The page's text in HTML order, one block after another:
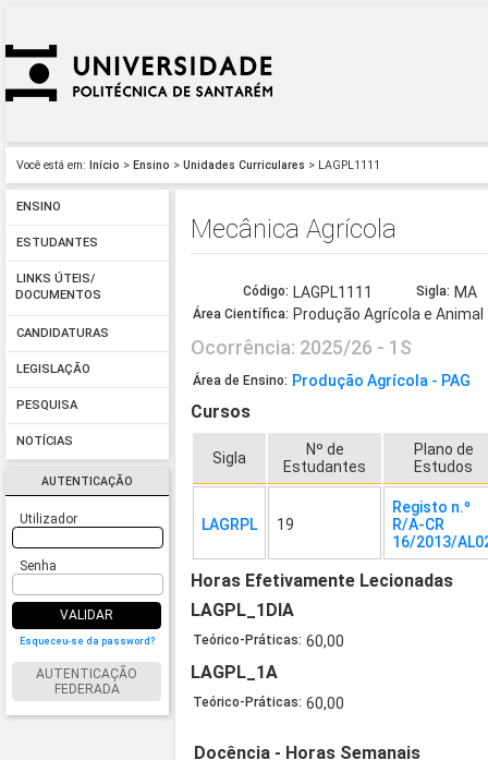
Você está em: Início > Ensino > Unidades Curriculares > LAGPL1111
ENSINO
ESTUDANTES
LINKS ÚTEIS/
DOCUMENTOS
CANDIDATURAS
LEGISLAÇÃO
PESQUISA
NOTÍCIAS
AUTENTICAÇÃO
Utilizador
Senha
VALIDAR
Esqueceu-se da password?
AUTENTICAÇÃO
FEDERADA
Mecânica Agrícola
Código: LAGPL1111 Sigla: MA
Área Científica: Produção Agrícola e Animal
Ocorrência: 2025/26 - 1S
Área de Ensino: Produção Agrícola - PAG
Cursos
Sigla
Nº de
Estudantes
Plano de
Estudos
LAGRPL 19
Registo n.º
R/A-CR
16/2013/
Horas Efetivamente Lecionadas
LAGPL_1DIA
Teórico-Práticas: 60,00
LAGPL_1A
Teórico-Práticas: 60,00
Docência - Horas Semanais